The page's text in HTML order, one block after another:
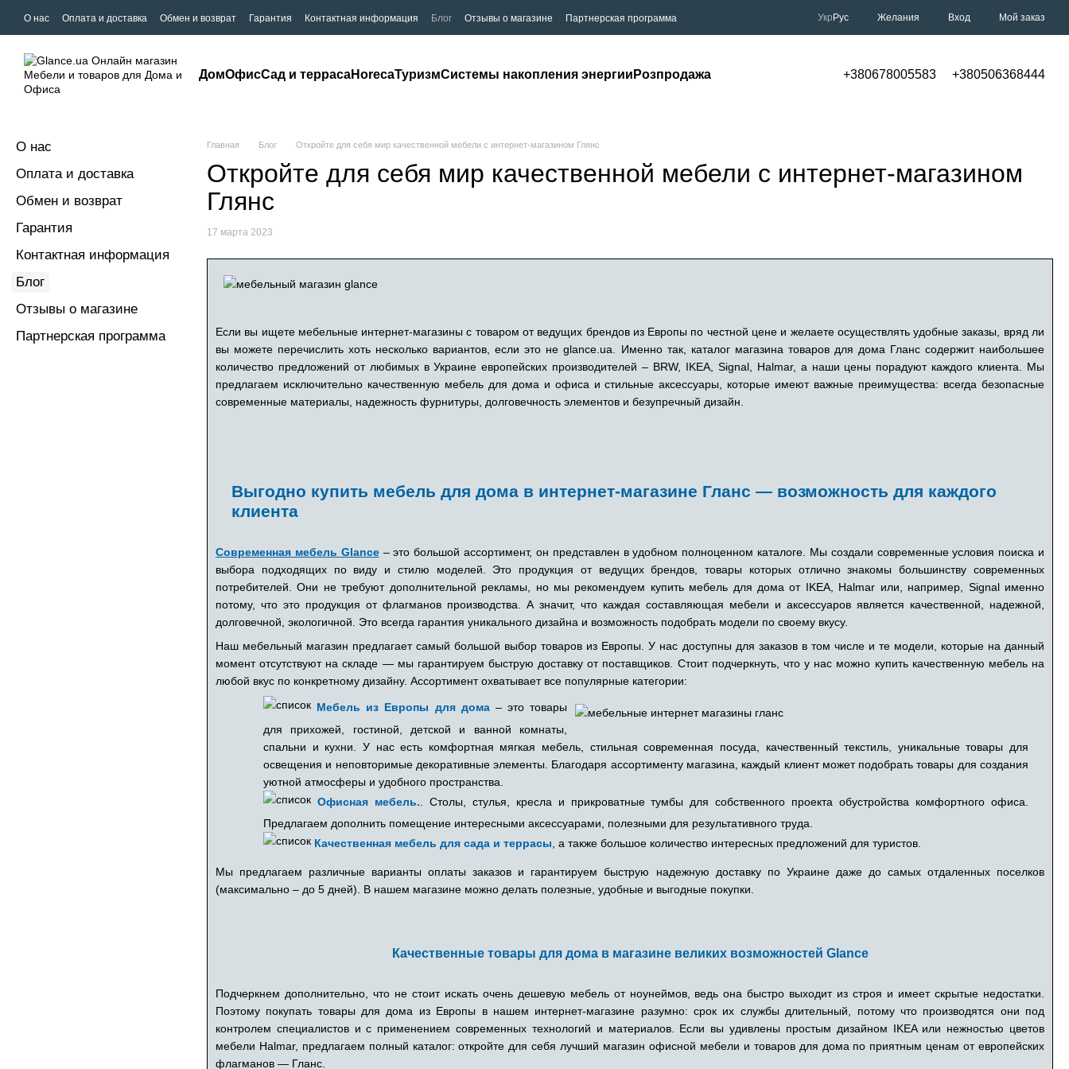
О нас Оплата и доставка Обмен и возврат Гарантия Контактная информация Блог Отзывы о магазине Партнерская программа Укр Рус Желания Вход Мой заказ
ДомОфисСад и террасаHorecaТуризмСистемы накопления энергии Розпродажа +380678005583 +380506368444
Главная Блог Откройте для себя мир качественной мебели с интернет-магазином Глянс
Откройте для себя мир качественной мебели с интернет-магазином
Глянс
17 марта 2023
Если вы ищете мебельные интернет-магазины с товаром от ведущих брендов из Европы по честной цене и желаете осуществлять удобные заказы, вряд ли
вы можете перечислить хоть несколько вариантов, если это не glance.ua. Именно так, каталог магазина товаров для дома Гланс содержит наибольшее
количество предложений от любимых в Украине европейских производителей – BRW, IKEA, Signal, Halmar, а наши цены порадуют каждого клиента. Мы
предлагаем исключительно качественную мебель для дома и офиса и стильные аксессуары, которые имеют важные преимущества: всегда безопасные
современные материалы, надежность фурнитуры, долговечность элементов и безупречный дизайн.
Выгодно купить мебель для дома в интернет-магазине Гланс — возможность для каждого
клиента
Современная мебель Glance– это большой ассортимент, он представлен в удобном полноценном каталоге. Мы создали современные условия поиска и
выбора подходящих по виду и стилю моделей. Это продукция от ведущих брендов, товары которых отлично знакомы большинству современных
потребителей. Они не требуют дополнительной рекламы, но мы рекомендуем купить мебель для дома от IKEA, Halmar или, например, Signal именно
потому, что это продукция от флагманов производства. А значит, что каждая составляющая мебели и аксессуаров является качественной, надежной,
долговечной, экологичной. Это всегда гарантия уникального дизайна и возможность подобрать модели по своему вкусу.
Наш мебельный магазин предлагает самый большой выбор товаров из Европы. У нас доступны для заказов в том числе и те модели, которые на данный
момент отсутствуют на складе — мы гарантируем быструю доставку от поставщиков. Стоит подчеркнуть, что у нас можно купить качественную мебель на
любой вкус по конкретному дизайну. Ассортимент охватывает все популярные категории:
Мебель из Европы для дома– это товары
для прихожей, гостиной, детской и ванной комнаты,
спальни и кухни. У нас есть комфортная мягкая мебель, стильная современная посуда, качественный текстиль, уникальные товары для
освещения и неповторимые декоративные элементы. Благодаря ассортименту магазина, каждый клиент может подобрать товары для создания
уютной атмосферы и удобного пространства.
Офисная мебель. . Столы, стулья, кресла и прикроватные тумбы для собственного проекта обустройства комфортного офиса.
Предлагаем дополнить помещение интересными аксессуарами, полезными для результативного труда.
Качественная мебель для сада и террасы , а также большое количество интересных предложений для туристов.
Мы предлагаем различные варианты оплаты заказов и гарантируем быструю надежную доставку по Украине даже до самых отдаленных поселков
(максимально – до 5 дней). В нашем магазине можно делать полезные, удобные и выгодные покупки.
Качественные товары для дома в магазине великих возможностей Glance
Подчеркнем дополнительно, что не стоит искать очень дешевую мебель от ноунеймов, ведь она быстро выходит из строя и имеет скрытые недостатки.
Поэтому покупать товары для дома из Европы в нашем интернет-магазине разумно: срок их службы длительный, потому что производятся они под
контролем специалистов и с применением современных технологий и материалов. Если вы удивлены простым дизайном IKEA или нежностью цветов
мебели Halmar, предлагаем полный каталог: откройте для себя лучший магазин офисной мебели и товаров для дома по приятным ценам от европейских
флагманов — Гланс.
О нас
Оплата и доставка
Обмен и возврат
Гарантия
Контактная информация
Блог
Отзывы о магазине
Партнерская программа